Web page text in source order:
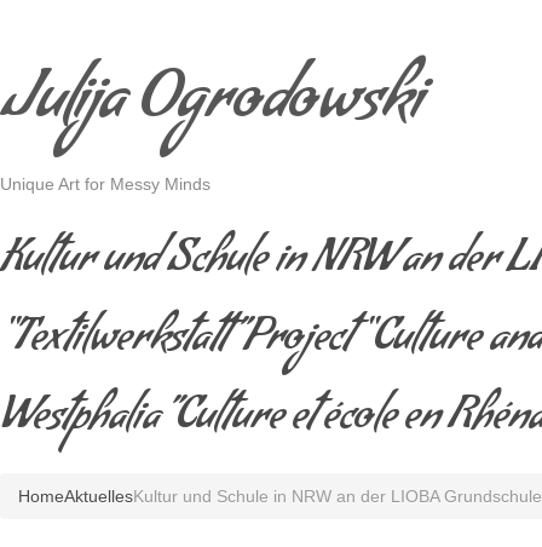
Julija Ogrodowski
Unique Art for Messy Minds
Kultur und Schule in NRW an der
“Textilwerkstatt”Project “Culture
Westphalia”Culture et école en
HomeAktuellesKultur und Schule in NRW an der LIOBA